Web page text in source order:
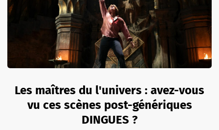
Les maîtres du l'univers : avez-vous
vu ces scènes post-génériques
DINGUES ?